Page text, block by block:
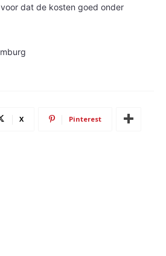
dat de kosten goed onder
X Pinterest